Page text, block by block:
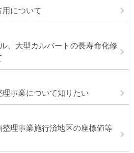
について
、大型カルバートの長寿命化修
事業について知りたい
理事業施行済地区の座標値等